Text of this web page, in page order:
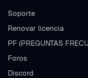
Soporte
Renovar licencia
PF (PREGUNTAS
Foros
Discord